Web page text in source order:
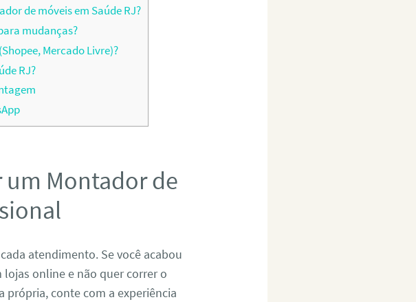
de móveis em Saúde RJ?
mudanças?
Mercado Livre)?
RJ?
Montador de
atendimento. Se você acabou
online e não quer correr o
conte com a experiência